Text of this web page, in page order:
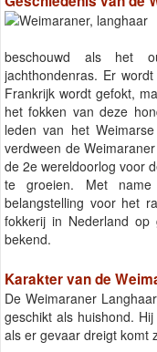
beschouwd als het
jachthondenras. Er
Frankrijk wordt gefokt,
het fokken van deze
leden van het
verdween de
de 2e wereldoorlog voor
te groeien. Met
belangstelling voor het
fokkerij in Nederland
bekend.
Karakter van de
De Weimaraner
geschikt als huishond.
als er gevaar dreigt komt